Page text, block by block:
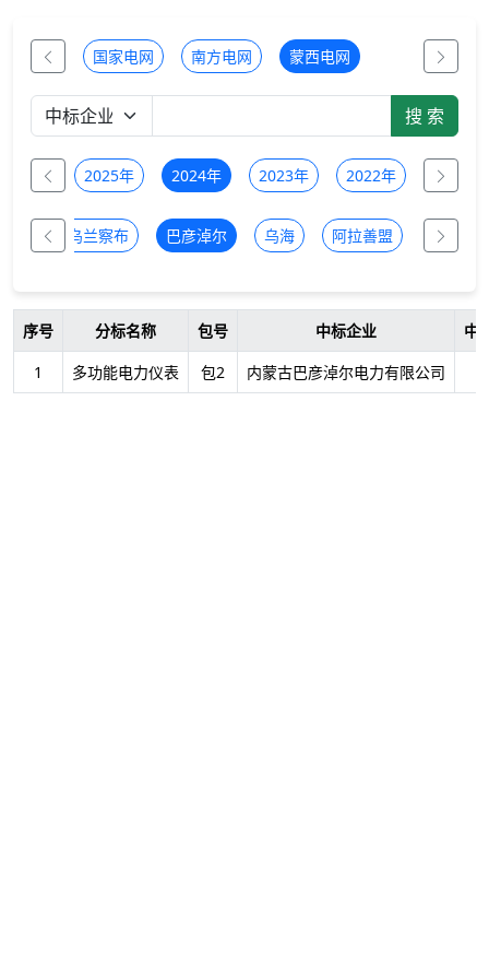
国家电网 南方电网 蒙西电网
年 2025年 2024年 2023年 2022年 2021年
乌兰察布 巴彦淖尔 乌海 阿拉善盟 锡林郭
序号 分标名称 包号 中标企业
中
1
多功能电力仪表 包2 内蒙古巴彦淖尔电力有限公司